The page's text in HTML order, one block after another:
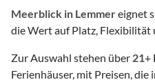
Meerblick in Lemmereignet
die Wert auf Platz, Flexibilität
Zur Auswahl stehen über 21+
Ferienhäuser, mit Preisen, die